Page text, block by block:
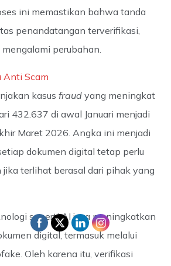
ini memastikan bahwa tanda
penandatangan terverifikasi,
perubahan.
Anti Scam
kasus fraud yang meningkat
432.637 di awal Januari menjadi
Maret 2026. Angka ini menjadi
dokumen digital tetap perlu
terlihat berasal dari pihak yang
seperti AI juga meningkatkan
digital, termasuk melalui
Oleh karena itu, verifikasi